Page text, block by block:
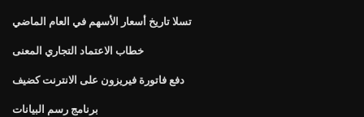
تسلا تاريخ أسعار الأسهم في العام الماضي
خطاب الاعتماد التجاري المعنى
دفع فاتورة فيريزون على الانترنت كضيف
برنامج رسم البيانات